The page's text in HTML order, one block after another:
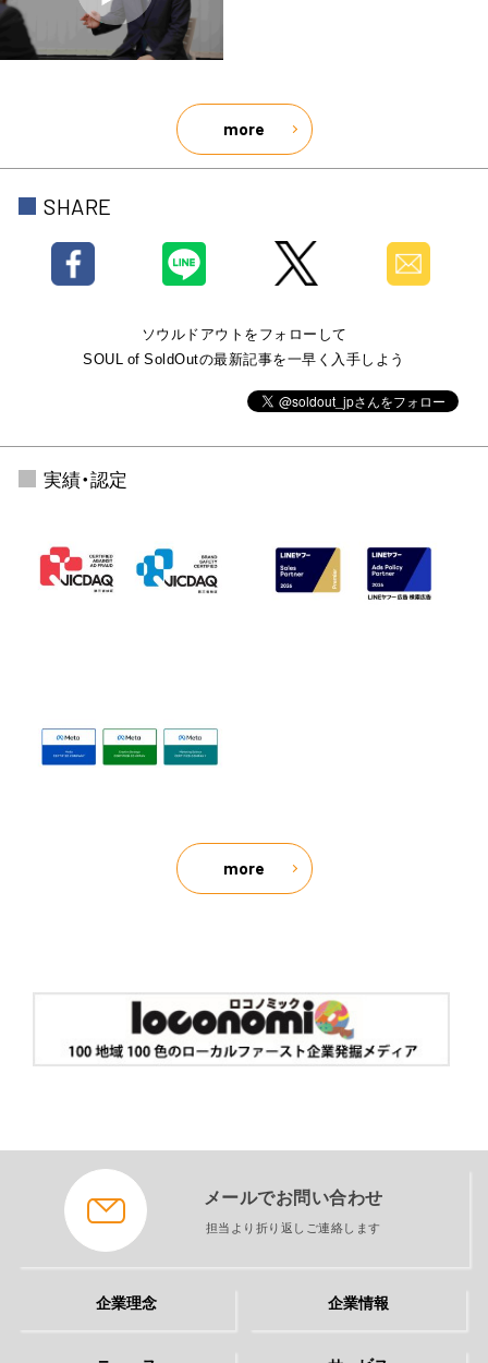
more
SHARE
ソウルドアウトをフォローして
SOUL of SoldOutの最新記事を一早く入手しよう
実績・認定
more
メールでお問い合わせ
担当より折り返しご連絡します
企業理念 企業情報